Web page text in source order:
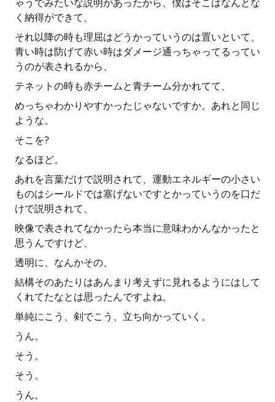
ゃうでみたいな説明があったから、僕はそこはなんとな
く納得ができて、
それ以降の時も理屈はどうかっていうのは置いといて、
青い時は防げて赤い時はダメージ通っちゃってるってい
うのが表されるから、
テネットの時も赤チームと青チーム分かれてて、
めっちゃわかりやすかったじゃないですか。あれと同じ
ような。
そこを?
なるほど。
あれを言葉だけで説明されて、運動エネルギーの小さい
ものはシールドでは塞げないですとかっていうのを口だ
けで説明されて、
映像で表されてなかったら本当に意味わかんなかったと
思うんですけど、
透明に、なんかその、
結構そのあたりはあんまり考えずに見れるようにはして
くれてたなとは思ったんですよね。
単純にこう、剣でこう、立ち向かっていく。
うん。
そう。
そう。
うん。